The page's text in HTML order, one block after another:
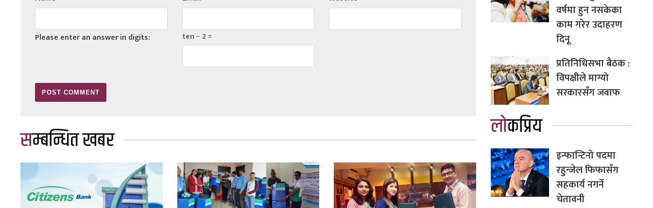
Please enter an answer in digits: ten − 2 =
सम्बन्धित खबर
वर्षमा हुन नसकेका
काम गरेर उदाहरण
दिनू
प्रतिनिधिसभा बैठक :
विपक्षीले माग्यो
सरकारसँग जवाफ
लोकप्रिय
इन्फान्टिनो पदमा
रहुन्जेल फिफासँग
सहकार्य नगर्ने
चेतावनी